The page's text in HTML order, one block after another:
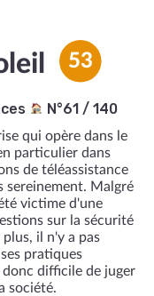
53
N°61 / 140
qui opère dans le
particulier dans
de téléassistance
sereinement. Malgré
victime d'une
sur la sécurité
il n'y a pas
pratiques
difficile de juger
société.